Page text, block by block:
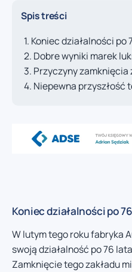
Spis treści
Koniec działalności po
Dobre wyniki marek
Przyczyny zamknięcia
Niepewna przyszłość
Koniec działalności po
W lutym tego roku fabryka
swoją działalność po 76
Zamknięcie tego zakładu